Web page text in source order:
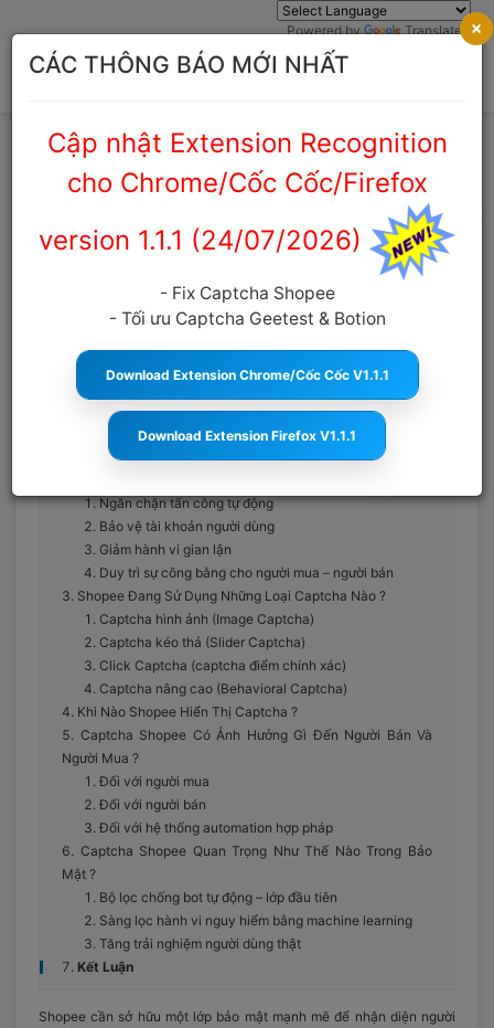
Powered by Translate
Trang chủ Cẩm nang Captcha
CAPTCHA Shopee Là Gì ? Vai trò ?
Hoạt động như thế nào ?
anticaptcha.top 11:37:02 12/12/2025 1930
MỤC LỤC
Captcha Shopee Là Gì ?
Ngăn chặn tấn công tự động
Bảo vệ tài khoản người dùng
Giảm hành vi gian lận
Duy trì sự công bằng cho người mua – người bán
Shopee Đang Sử Dụng Những Loại Captcha Nào ?
Captcha hình ảnh (Image Captcha)
Captcha kéo thả (Slider Captcha)
Click Captcha (captcha điểm chính xác)
Captcha nâng cao (Behavioral Captcha)
Khi Nào Shopee Hiển Thị Captcha ?
Captcha Shopee Có Ảnh Hưởng Gì Đến Người Bán Và
Người Mua ?
Đối với người mua
Đối với người bán
Đối với hệ thống automation hợp pháp
Captcha Shopee Quan Trọng Như Thế Nào Trong Bảo
Mật ?
Bộ lọc chống bot tự động – lớp đầu tiên
Sàng lọc hành vi nguy hiểm bằng machine learning
Tăng trải nghiệm người dùng thật
Kết Luận
Shopee cần sở hữu một lớp bảo mật mạnh mẽ để nhận diện người
×
CÁC THÔNG BÁO MỚI NHẤT
Cập nhật Extension Recognition
cho Chrome/Cốc Cốc/Firefox
version 1.1.1 (24/07/2026)
- Fix Captcha Shopee
- Tối ưu Captcha Geetest & Botion
Download Extension Chrome/Cốc Cốc V1.1.1
Download Extension Firefox V1.1.1